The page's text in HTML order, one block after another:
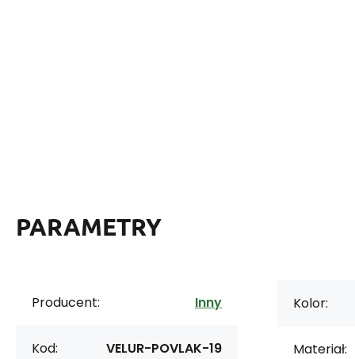
PARAMETRY
Producent: Inny
Kod: VELUR-POVLAK-19
Kolor:
Materiał: